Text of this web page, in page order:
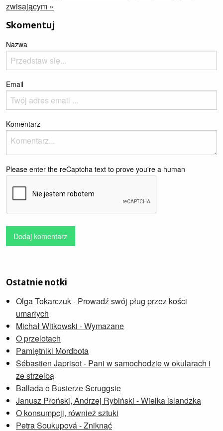
zwisającym »
Skomentuj
Nazwa
Email
Komentarz
Please enter the reCaptcha text to prove you're a human
Dodaj komentarz
Ostatnie notki
Olga Tokarczuk - Prowadź swój pług przez kości
umarłych
Michał Witkowski - Wymazane
O przelotach
Pamiętniki Mordbota
Sébastien Japrisot - Pani w samochodzie w okularach i
ze strzelbą
Ballada o Busterze Scruggsie
Janusz Płoński, Andrzej Rybiński - Wielka islandzka
O konsumpcji, również sztuki
Petra Soukupová - Zniknąć